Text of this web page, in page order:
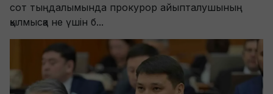
сот тыңдалымында прокурор айыпталушының
қылмысқа не үшін б...